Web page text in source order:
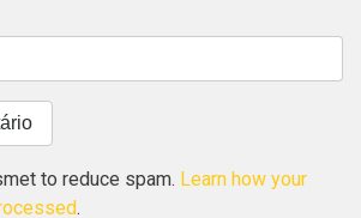
to reduce spam. Learn how your
.